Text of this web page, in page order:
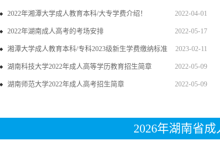
2022-04-01
2022年湘潭大学成人教育本科/大专学费介绍！
2022-05-17
2022年湖南成人高考的考场安排
2023-02-11
湘潭大学成人教育本科/专科2023级新生学费缴纳标准
2022-05-09
湖南科技大学2022年成人高等学历教育招生简章
2022-05-09
湖南师范大学2022年成人高考招生简章
2026年湖南省